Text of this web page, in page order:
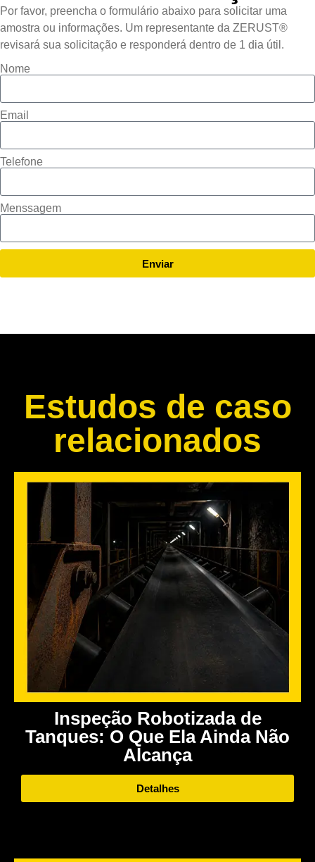
Por favor, preencha o formulário abaixo para solicitar uma
amostra ou informações. Um representante da ZERUST®
revisará sua solicitação e responderá dentro de 1 dia útil.
Nome
Email
Telefone
Menssagem
Enviar
Estudos de caso
relacionados
Inspeção Robotizada de
Tanques: O Que Ela Ainda Não
Alcança
Detalhes